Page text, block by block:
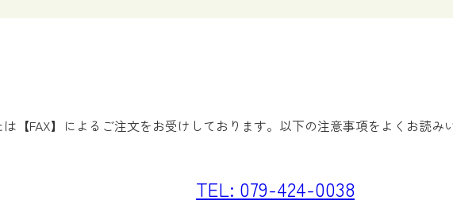
【FAX】によるご注文をお受けしております。以下の注意事項をよくお読み
TEL: 079-424-0038